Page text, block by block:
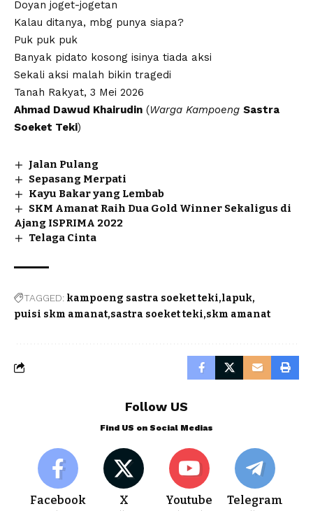
Doyan joget-jogetan
Kalau ditanya, mbg punya siapa?
Puk puk puk
Banyak pidato kosong isinya tiada aksi
Sekali aksi malah bikin tragedi
Tanah Rakyat, 3 Mei 2026
Ahmad Dawud Khairudin (Warga Kampoeng Sastra
Soeket Teki)
Jalan Pulang
Sepasang Merpati
Kayu Bakar yang Lembab
SKM Amanat Raih Dua Gold Winner Sekaligus di
Ajang ISPRIMA 2022
Telaga Cinta
TAGGED: kampoeng sastra soeket teki lapuk
puisi skm amanat sastra soeket teki skm amanat
Follow US
Find US on Social Medias
Facebook X Youtube Telegram